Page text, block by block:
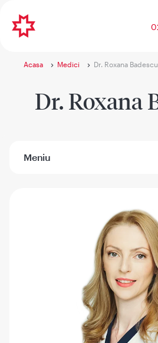
Acasa Medici Dr. Roxana Badescu
Dr. Roxana
Meniu